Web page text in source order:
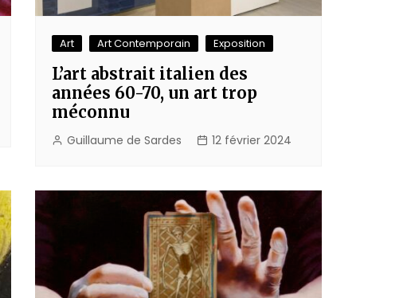
Art Art Contemporain Exposition
L’art abstrait italien des
années 60-70, un art trop
méconnu
Guillaume de Sardes 12 février 2024